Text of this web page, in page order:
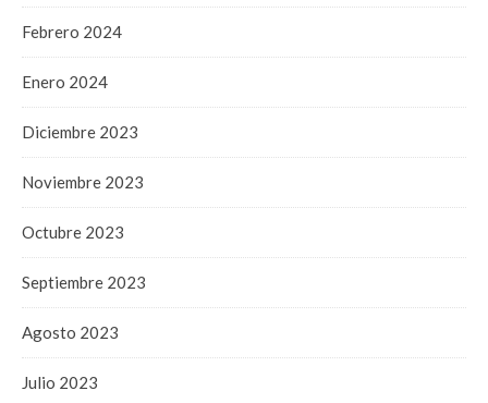
Febrero 2024
Enero 2024
Diciembre 2023
Noviembre 2023
Octubre 2023
Septiembre 2023
Agosto 2023
Julio 2023